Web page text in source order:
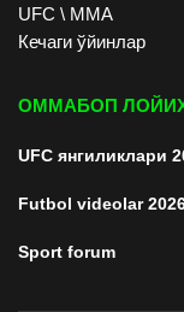
UFC \ ММА
Кечаги ўйинлар
ОММАБОП
UFC янгиликлари
Futbol videolar
Sport forum